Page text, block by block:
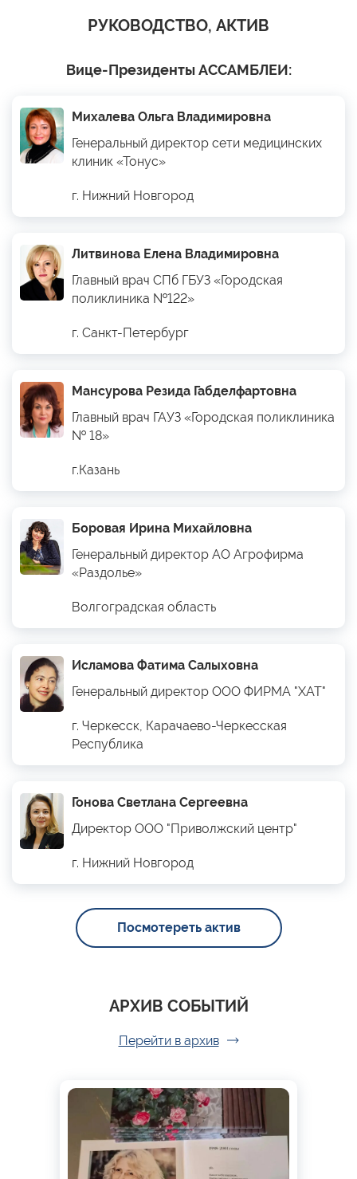
РУКОВОДСТВО, АКТИВ
Вице-Президенты АССАМБЛЕИ:
Михалева Ольга Владимировна
Генеральный директор сети медицинских
клиник «Тонус»
г. Нижний Новгород
Литвинова Елена Владимировна
Главный врач СПб ГБУЗ «Городская
поликлиника №122»
г. Санкт-Петербург
Мансурова Резида Габделфартовна
Главный врач ГАУЗ «Городская поликлиника
№ 18»
г.Казань
Боровая Ирина Михайловна
Генеральный директор АО Агрофирма
«Раздолье»
Волгоградская область
Исламова Фатима Салыховна
Генеральный директор ООО ФИРМА "ХАТ"
г. Черкесск, Карачаево-Черкесская
Республика
Гонова Светлана Сергеевна
Директор ООО "Приволжский центр"
г. Нижний Новгород
Посмотереть актив
АРХИВ СОБЫТИЙ
Перейти в архив